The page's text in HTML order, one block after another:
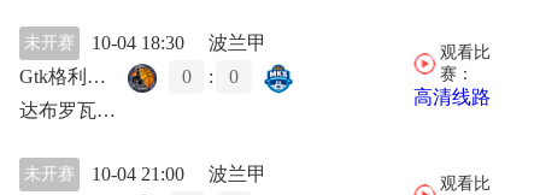
未开赛 10-04 18:30
波兰甲
Gtk格利维采
0 :
0
达布罗瓦戈尼
观看比
赛：
高清线路
未开赛 10-04 21:00
波兰甲
观看比